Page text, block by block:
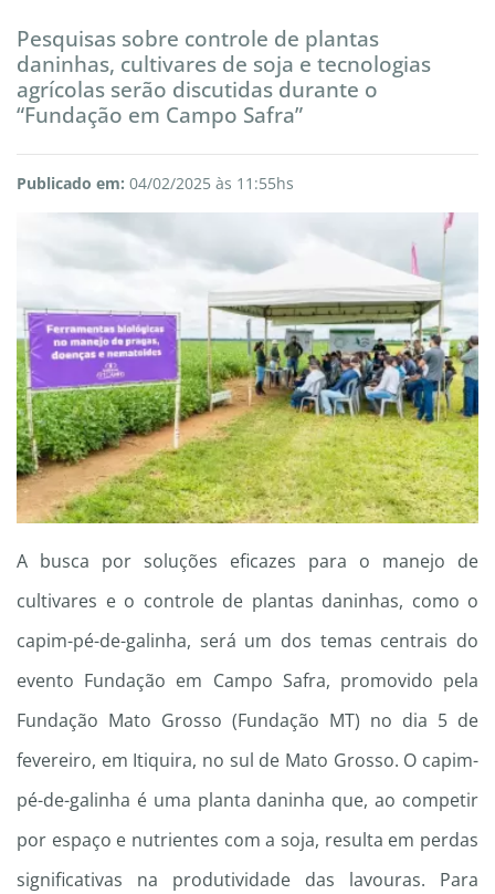
Pesquisas sobre controle de plantas
daninhas, cultivares de soja e tecnologias
agrícolas serão discutidas durante o
“Fundação em Campo Safra”
Publicado em: 04/02/2025 às 11:55hs
A busca por soluções eficazes para o manejo de
cultivares e o controle de plantas daninhas, como o
capim-pé-de-galinha, será um dos temas centrais do
evento Fundação em Campo Safra, promovido pela
Fundação Mato Grosso (Fundação MT) no dia 5 de
fevereiro, em Itiquira, no sul de Mato Grosso. O capim-
pé-de-galinha é uma planta daninha que, ao competir
por espaço e nutrientes com a soja, resulta em perdas
significativas na produtividade das lavouras. Para